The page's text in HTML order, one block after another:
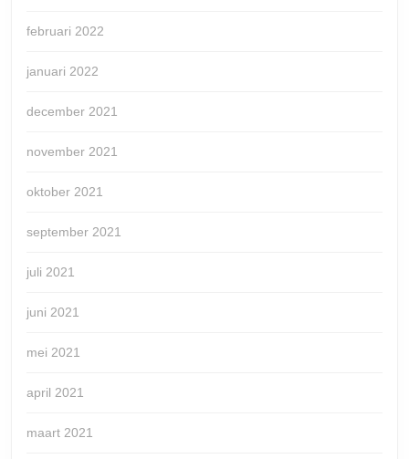
februari 2022
januari 2022
december 2021
november 2021
oktober 2021
september 2021
juli 2021
juni 2021
mei 2021
april 2021
maart 2021